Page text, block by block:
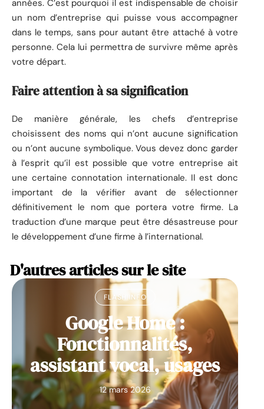
années. C’est pourquoi il est indispensable de choisir
un nom d’entreprise qui puisse vous accompagner
dans le temps, sans pour autant être attaché à votre
personne. Cela lui permettra de survivre même après
votre départ.
Faire attention à sa signification
De manière générale, les chefs d’entreprise
choisissent des noms qui n’ont aucune signification
ou n’ont aucune symbolique. Vous devez donc garder
à l’esprit qu’il est possible que votre entreprise ait
une certaine connotation internationale. Il est donc
important de la vérifier avant de sélectionner
définitivement le nom que portera votre firme. La
traduction d’une marque peut être désastreuse pour
le développement d’une firme à l’international.
D'autres articles sur le site
FLASH INFO
Google Home :
Fonctionnalités,
assistant vocal, usages
12 mars 2026